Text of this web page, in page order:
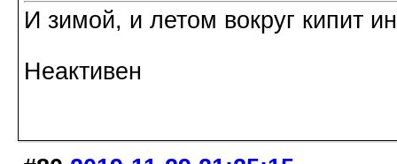
И зимой, и летом вокруг кипит
Неактивен